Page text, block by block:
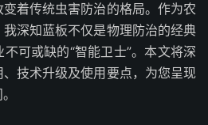
着传统虫害防治的格局。作为农
深知蓝板不仅是物理防治的经典
可或缺的“智能卫士”。本文将深
技术升级及使用要点，为您呈现